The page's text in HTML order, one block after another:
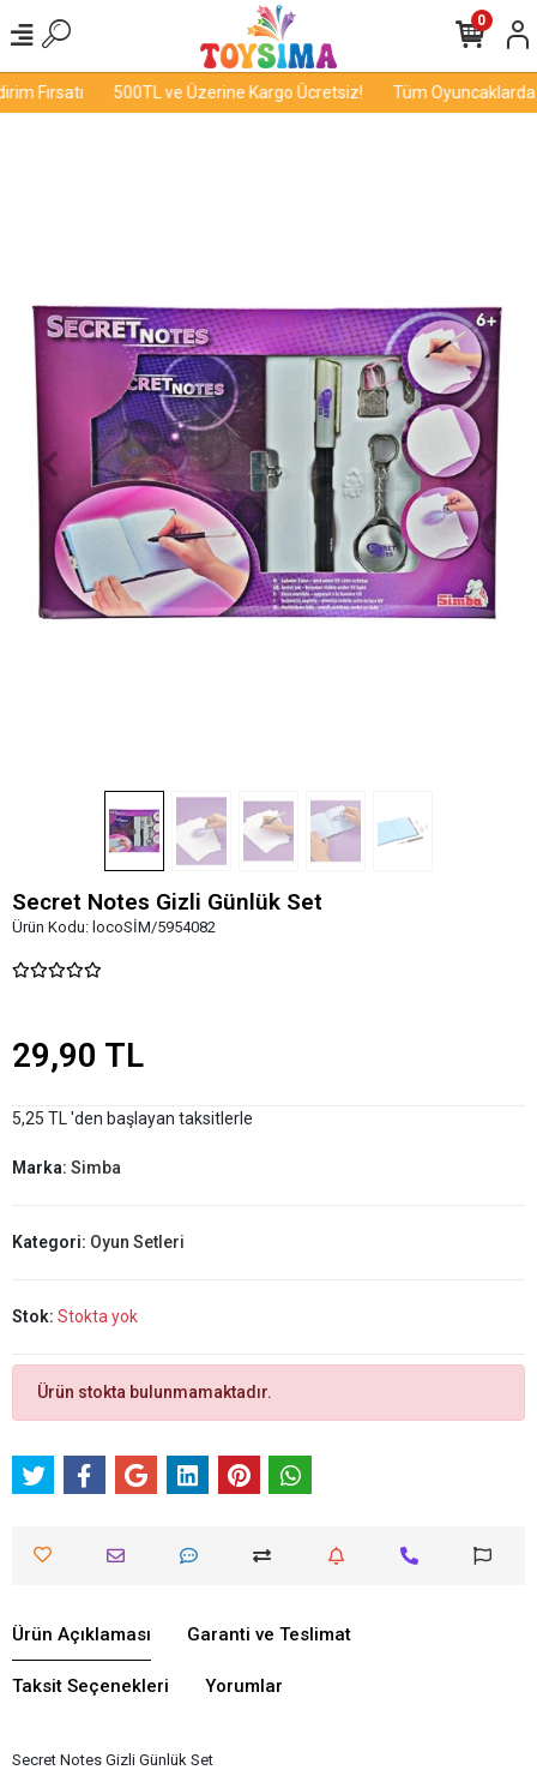
Fırsatı 500TL ve Üzerine Kargo Ücretsiz! Tüm Oyuncaklarda
0
Secret Notes Gizli Günlük Set
Ürün Kodu: locoSİM/5954082
29,90 TL
5,25 TL 'den başlayan taksitlerle
Marka: Simba
Kategori: Oyun Setleri
Stok: Stokta yok
Ürün stokta bulunmamaktadır.
Ürün Açıklaması Garanti ve Teslimat
Taksit Seçenekleri Yorumlar
Secret Notes Gizli Günlük Set